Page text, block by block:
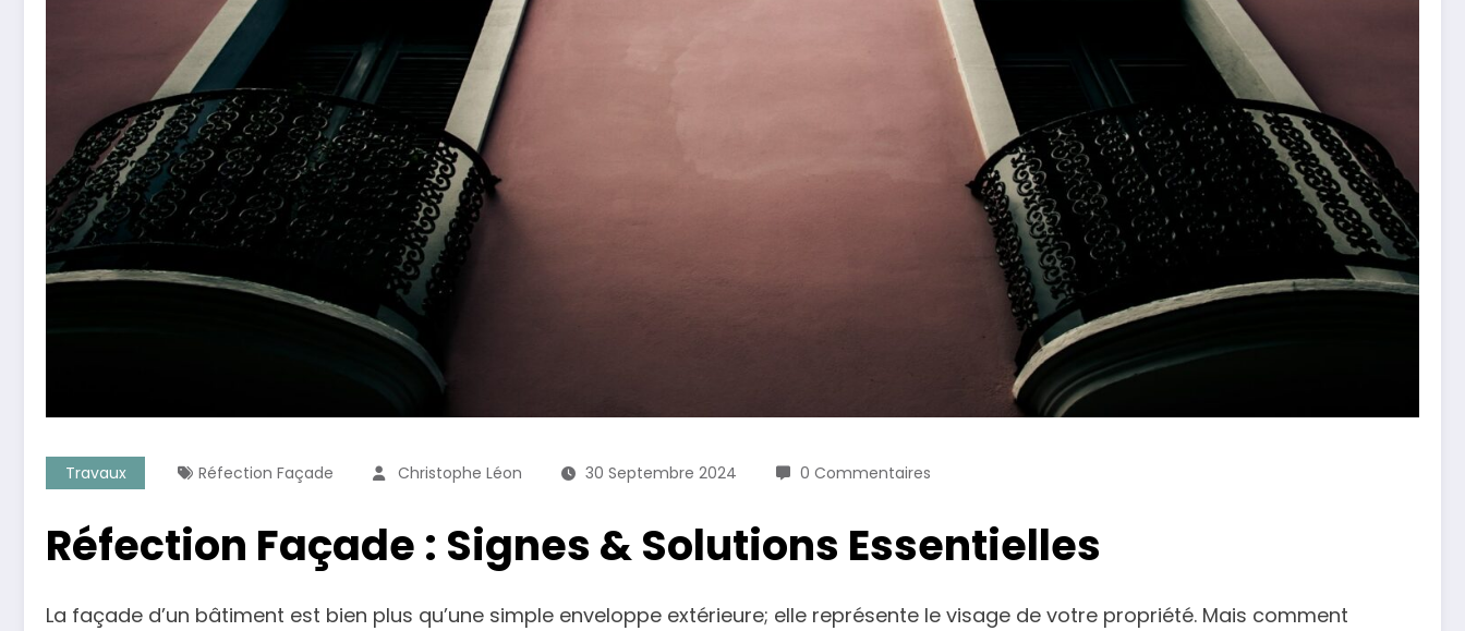
Travaux Réfection Façade Christophe Léon 30 Septembre 2024 0 Commentaires
Réfection Façade : Signes & Solutions Essentielles
La façade d’un bâtiment est bien plus qu’une simple enveloppe extérieure; elle représente le visage de votre propriété. Mais comment